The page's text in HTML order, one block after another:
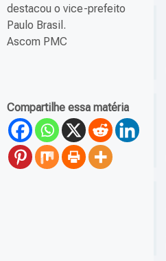
destacou o vice-prefeito
Paulo Brasil.
Ascom PMC
Compartilhe essa matéria